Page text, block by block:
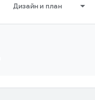
Дизайн и план